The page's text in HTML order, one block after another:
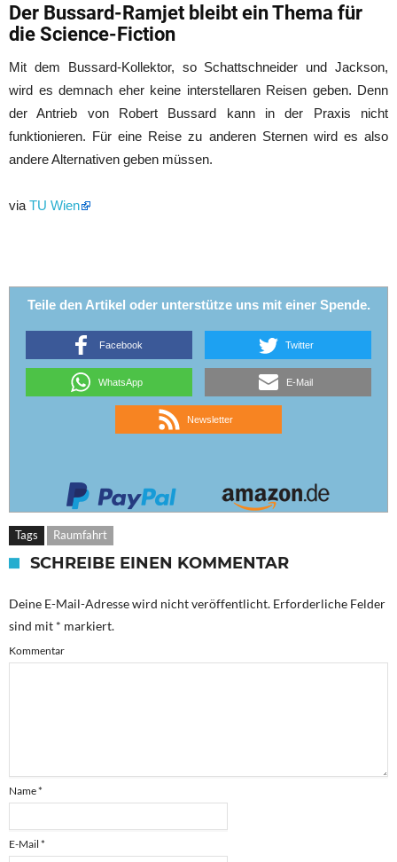
Der Bussard-Ramjet bleibt ein Thema für
die Science-Fiction
Mit dem Bussard-Kollektor, so Schattschneider und Jackson,
wird es demnach eher keine interstellaren Reisen geben. Denn
der Antrieb von Robert Bussard kann in der Praxis nicht
funktionieren. Für eine Reise zu anderen Sternen wird es also
andere Alternativen geben müssen.
via TU Wien
Teile den Artikel oder unterstütze uns mit einer Spende.
Facebook Twitter
WhatsApp E-Mail
Newsletter
Tags Raumfahrt
SCHREIBE EINEN KOMMENTAR
Deine E-Mail-Adresse wird nicht veröffentlicht. Erforderliche Felder
sind mit * markiert.
Kommentar
Name*
E-Mail *